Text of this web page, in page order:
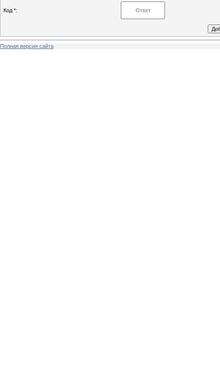
Код *:
Полная версия сайта